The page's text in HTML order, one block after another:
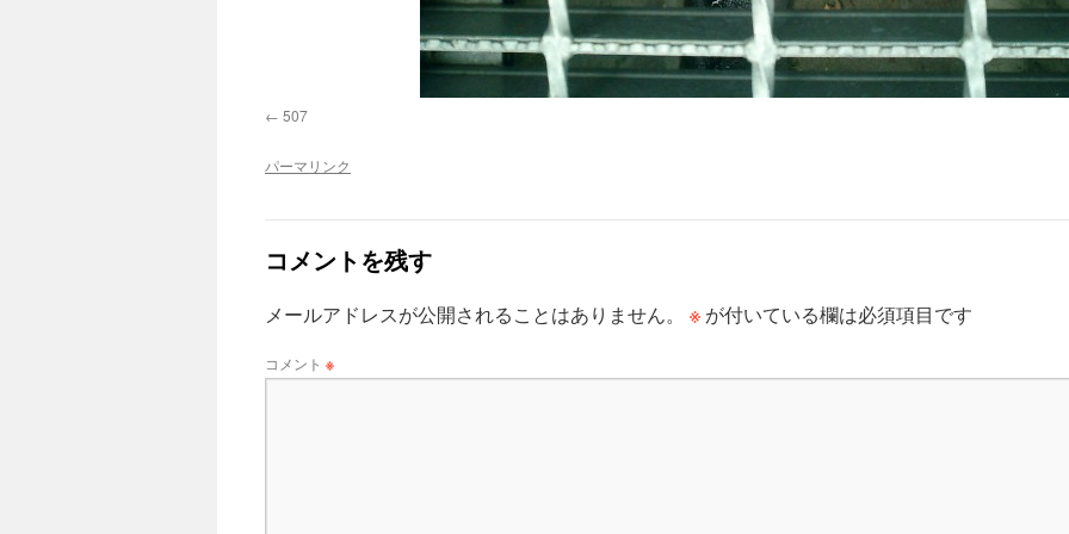
507
パーマリンク
コメントを残す
メールアドレスが公開されることはありません。 ※ が付いている欄は必須項目です
コメント ※